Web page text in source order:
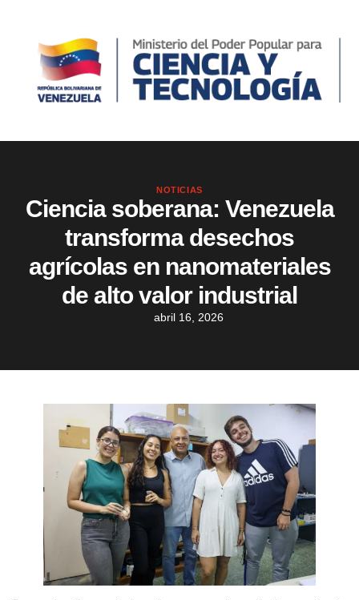
NOTICIAS
Ciencia soberana: Venezuela
transforma desechos
agrícolas en nanomateriales
de alto valor industrial
abril 16, 2026